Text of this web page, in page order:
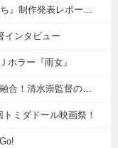
【動画】『宇宙戦艦ヤマト2202 愛の戦士たち』制作発表レポート「2017年、新たなヤマトが旅に発つ…」
インタビュー
ホラー『雨女』
『9次元からきた男』Jホラーと最先端科学の融合！清水崇監督の新感覚3Dアドベンチャーを体感せよ！
ミダドール映画祭！